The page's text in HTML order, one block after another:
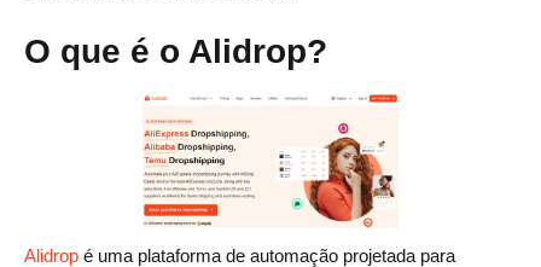
O que é o Alidrop?
Alidrop é uma plataforma de automação projetada para